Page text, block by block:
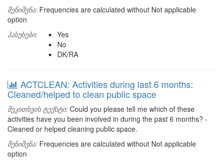
შენიშვნა: Frequencies are calculated without Not applicable
option
პასუხები:
Yes
No
DK/RA
ACTCLEAN: Activities during last 6 months:
Cleaned/helped to clean public space
შეკითხვის ტექსტი: Could you please tell me which of these
activities have you been involved in during the past 6 months? -
Cleaned or helped cleaning public space.
შენიშვნა: Frequencies are calculated without Not applicable
option